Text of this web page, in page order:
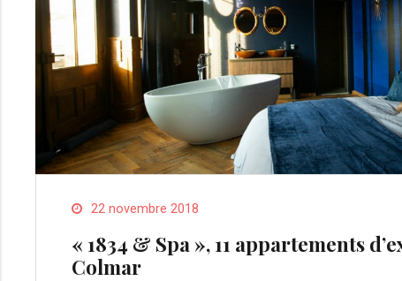
22 novembre 2018
« 1834 & Spa », 11 appartements
Colmar